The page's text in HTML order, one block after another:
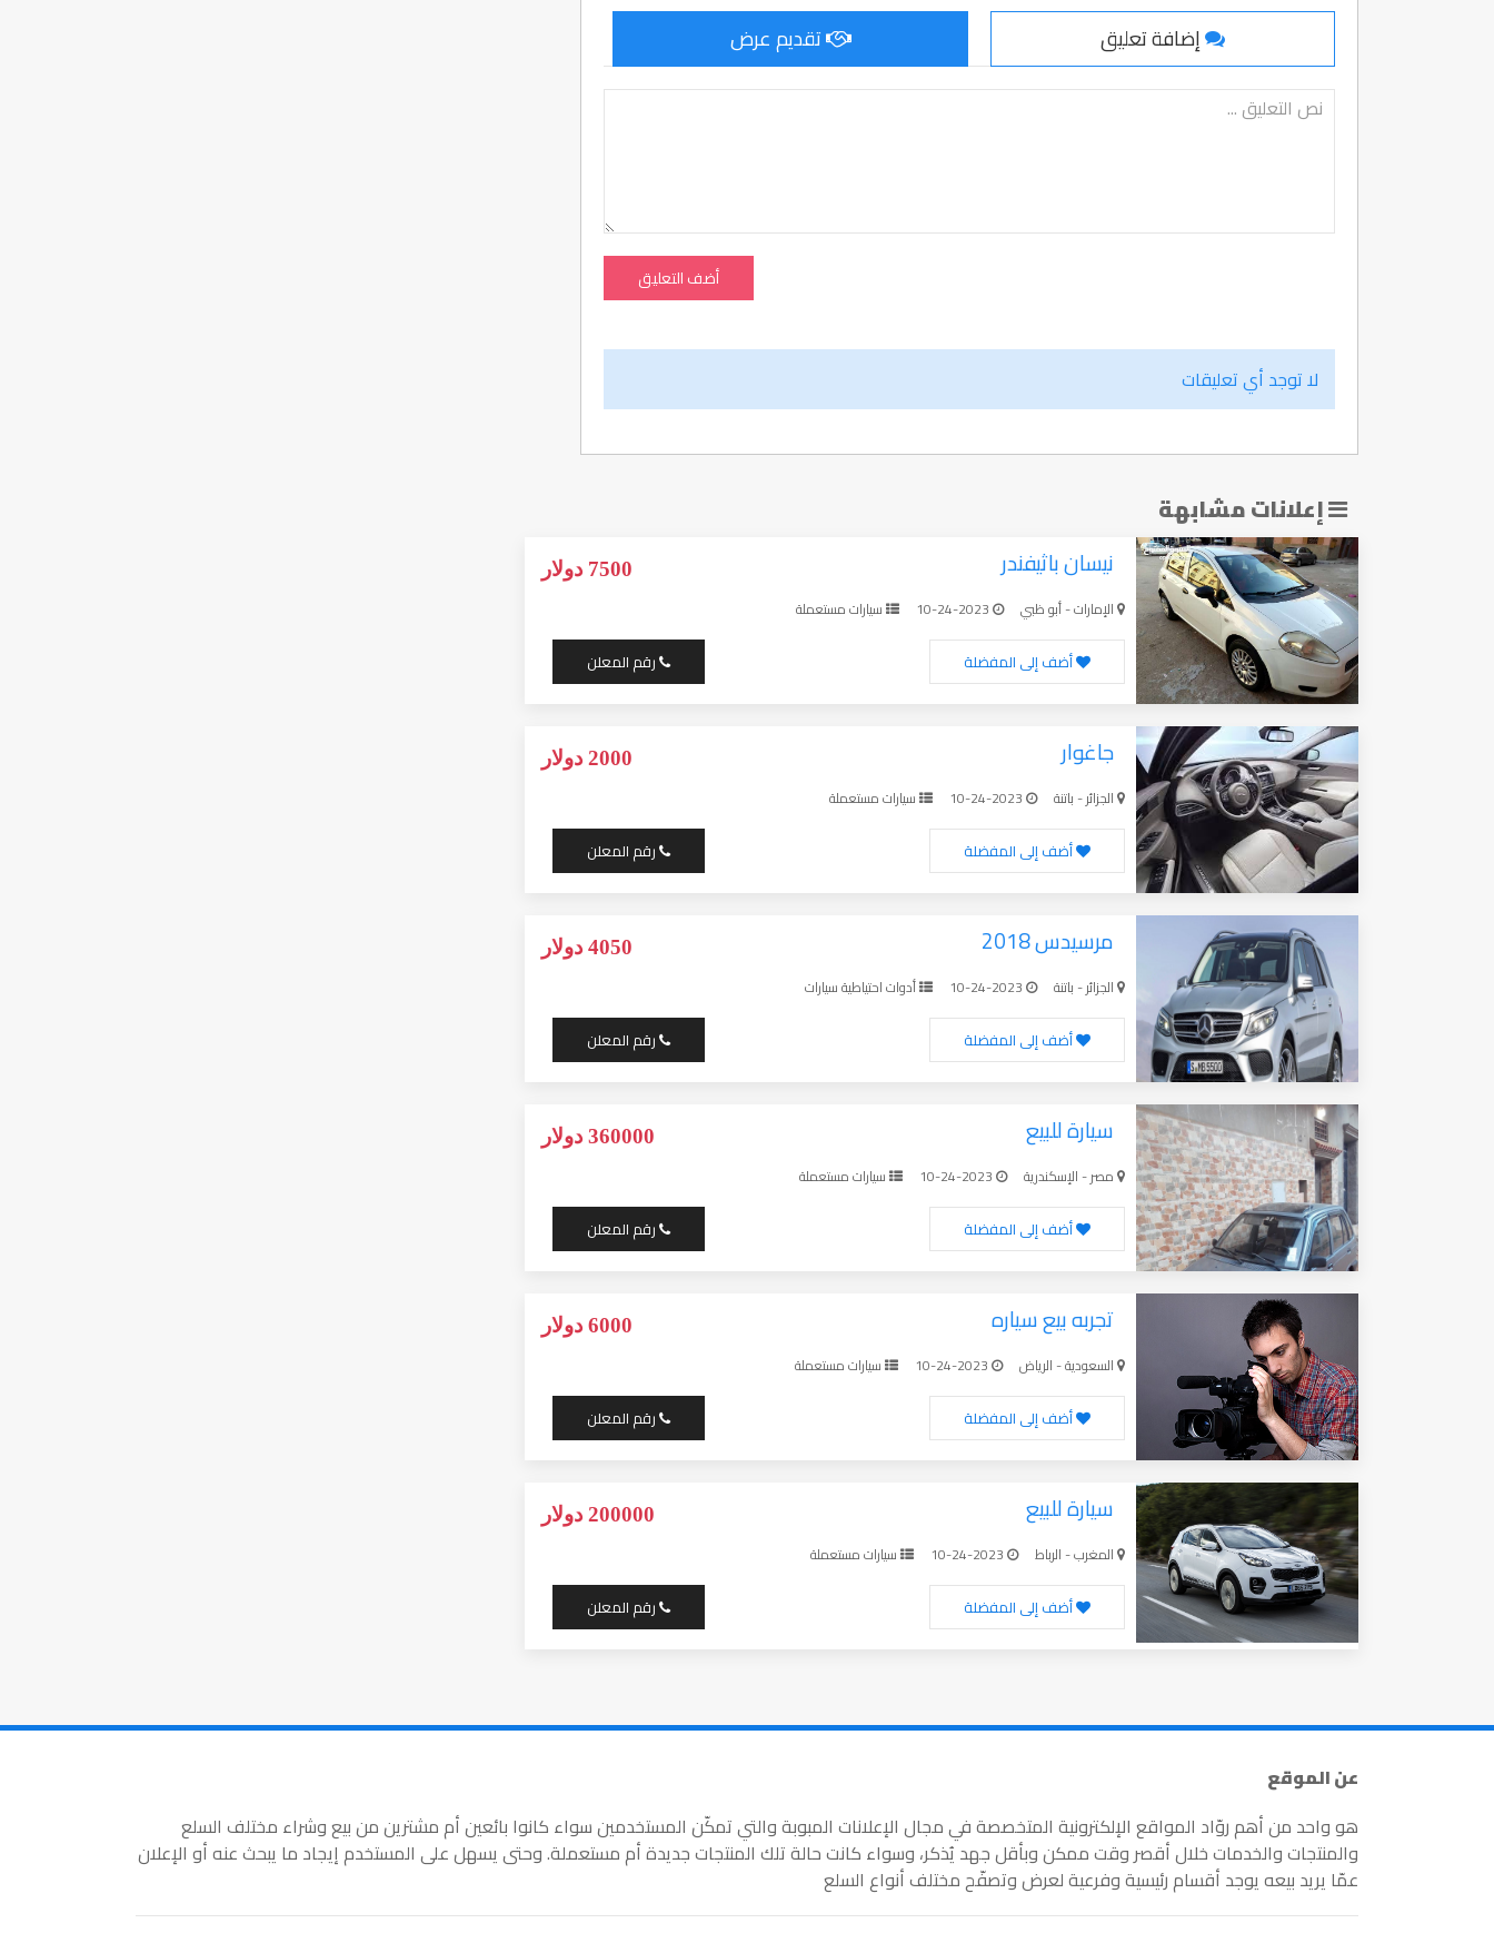
إضافة تعليق تقديم عرض
أضف التعليق
لا توجد أي تعليقات
إعلانات مشابهة
نيسان باثيفندر 7500 دولار
الإمارات - أبو ظبي سيارات مستعملة
أضف إلى المفضلة
جاغوار 2000 دولار
الجزائر - باتنة سيارات مستعملة
أضف إلى المفضلة
مرسيدس 2018 4050 دولار
الجزائر - باتنة أدوات احتياطية سيارات
أضف إلى المفضلة
سيارة للبيع 360000 دولار
مصر - الإسكندرية سيارات مستعملة
أضف إلى المفضلة
تجربه بيع سياره 6000 دولار
السعودية - الرياض سيارات مستعملة
أضف إلى المفضلة
سيارة للبيع 200000 دولار
المغرب - الرباط سيارات مستعملة
أضف إلى المفضلة
عن الموقع
هو واحد من أهم روّاد المواقع الإلكترونية المتخصصة في مجال الإعلانات المبوبة والتي تمكّن المستخدمين سواء كانوا بائعين أم مشترين من بيع وشراء مختلف السلع
والمنتجات والخدمات خلال أقصر وقت ممكن وبأقل جهد يُذكر، وسواء كانت حالة تلك المنتجات جديدة أم مستعملة. وحتى يسهل على المستخدم إيجاد ما يبحث عنه أو الإعلان
عمّا يريد بيعه يوجد أقسام رئيسية وفرعية لعرض وتصفّح مختلف أنواع السلع